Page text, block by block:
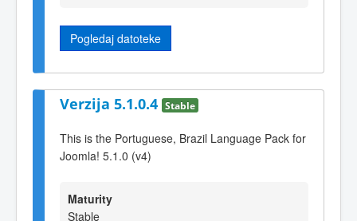
Pogledaj datoteke
Verzija 5.1.0.4 Stable
This is the Portuguese, Brazil Language Pack for
Joomla! 5.1.0 (v4)
Maturity
Stable